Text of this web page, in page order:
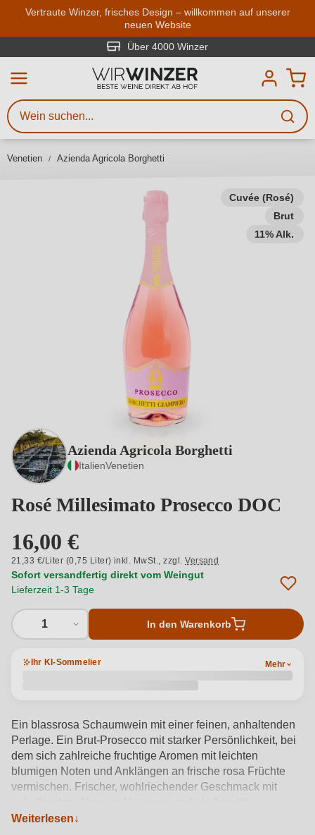
Zum Hauptinhalt springen
Vertraute Winzer, frisches Design – willkommen auf unserer
neuen Website
Über 4000 Winzer
Venetien Azienda Agricola Borghetti
Cuvée (Rosé)
Brut
11% Alk.
Azienda Agricola Borghetti
ItalienVenetien
Rosé Millesimato Prosecco DOC
16,00 €
21,33 €/Liter (0,75 Liter) inkl. MwSt.,zzgl.Versand
Sofort versandfertig direkt vom Weingut
Lieferzeit 1-3 Tage
1 In den Warenkorb
Ihr KI-Sommelier Mehr
Ein blassrosa Schaumwein mit einer feinen, anhaltenden
Perlage. Ein Brut-Prosecco mit starker Persönlichkeit, bei
dem sich zahlreiche fruchtige Aromen mit leichten
blumigen Noten und Anklängen an frische rosa Früchte
vermischen. Frischer, wohlriechender Geschmack mit
ausgezeichnet zu rohem Fisch und Meeresfrüchten,
Weiterlesen
Weinsuche
Mindestens 3 Zeichen eingeben
Beschreiben Sie, welchen Wein
Sie suchen – ob nach Geschmack,
Region, Winzer oder anderen